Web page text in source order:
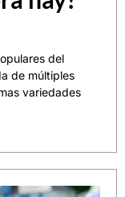
del
de múltiples
variedades